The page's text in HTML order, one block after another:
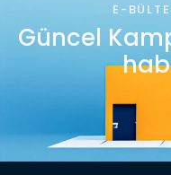
E-
Güncel